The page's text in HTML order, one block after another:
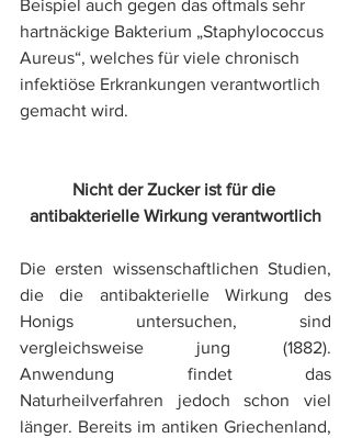
Beispiel auch gegen das oftmals sehr
hartnäckige Bakterium „Staphylococcus
Aureus“, welches für viele chronisch
infektiöse Erkrankungen verantwortlich
gemacht wird.
Nicht der Zucker ist für die
antibakterielle Wirkung verantwortlich
Die ersten wissenschaftlichen Studien,
die die antibakterielle Wirkung des
Honigs untersuchen, sind
vergleichsweise jung (1882).
Anwendung findet das
Naturheilverfahren jedoch schon viel
länger. Bereits im antiken Griechenland,